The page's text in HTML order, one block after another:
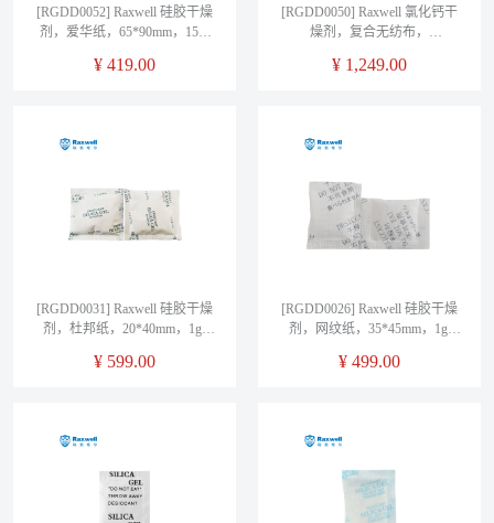
[RGDD0052] Raxwell 硅胶干燥
剂，爱华纸，65*90mm，15g/
¥ 419.00
[RGDD0050] Raxwell 氯化钙干
燥剂，复合无纺布，
¥ 1,249.00
[RGDD0031] Raxwell 硅胶干燥
剂，杜邦纸，20*40mm，1g/
¥ 599.00
[RGDD0026] Raxwell 硅胶干燥
剂，网纹纸，35*45mm，1g/
¥499.00